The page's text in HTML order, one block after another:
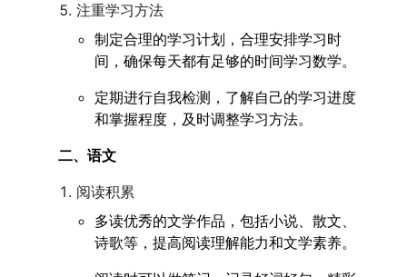
注重学习方法
制定合理的学习计划，合理安排学习时
间，确保每天都有足够的时间学习数学。
定期进行自我检测，了解自己的学习进度
和掌握程度，及时调整学习方法。
二、语文
阅读积累
多读优秀的文学作品，包括小说、散文、
诗歌等，提高阅读理解能力和文学素养。